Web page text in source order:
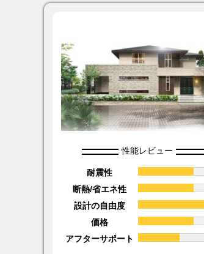
性能レビュー
耐震性
断熱/省エネ性
設計の自由度
価格
アフターサポート